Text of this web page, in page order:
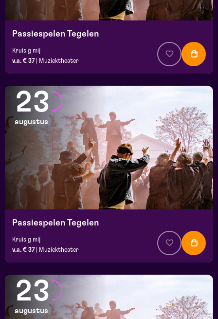
Passiespelen Tegelen
Kruisig mij
v.a. € 37
Muziektheater
23
augustus
Passiespelen Tegelen
Kruisig mij
v.a. € 37
Muziektheater
23
augustus